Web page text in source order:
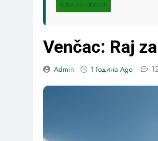
RURALNI ODMOR
Venčac: Raj
Admin 1 Година Ago